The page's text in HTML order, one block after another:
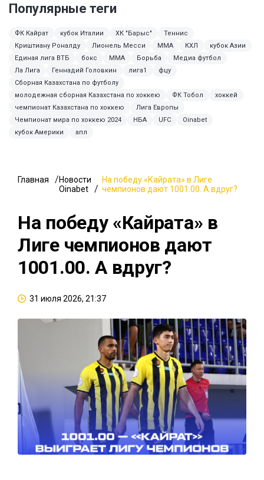
Популярные теги
ФК Кайрат кубок Италии ХК "Барыс"
Теннис
Криштиану Роналду
Лионель Месси ММА КХЛ
кубок Азии
Единая лига ВТБ
бокс MMA Борьба
Медиа футбол
Ла Лига
Геннадий Головкин лига1
фцу
Сборная Казахстана по футболу
молодежная сборная Казахстана по хоккею
ФК Тобол
хоккей
чемпионат Казахстана по хоккею
Лига Европы
Чемпионат мира по хоккею 2024
НБА UFC
Oinabet
кубок Америки
апл
Главная
Новости
Oinabet
На победу «Кайрата» в Лиге
чемпионов дают 1001.00. А вдруг?
На победу «Кайрата» в
Лиге чемпионов дают
1001.00. А вдруг?
31 июля 2026, 21:37